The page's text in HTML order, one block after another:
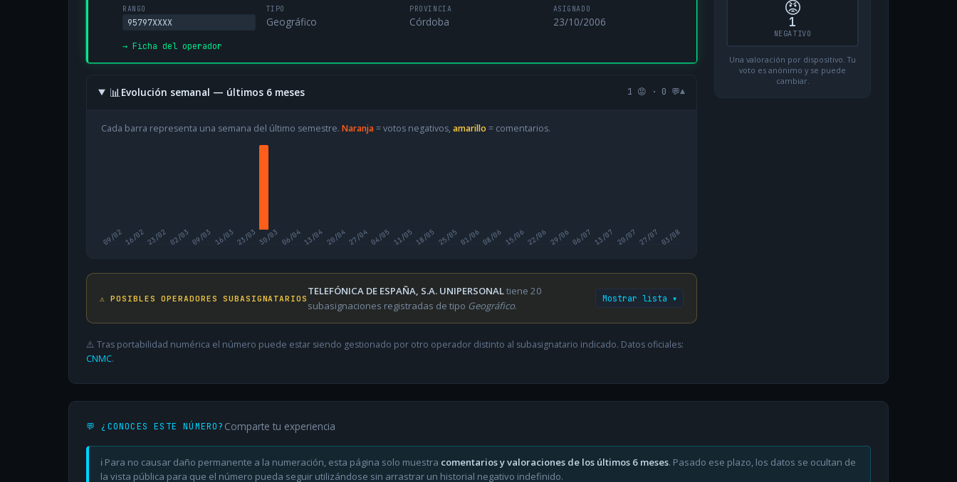
RANGO
95797XXXX
TIPO
Geográfico
PROVINCIA
Córdoba
ASIGNADO
23/10/2006
→ Ficha del operador
📊Evolución semanal — últimos 6 meses 1 😡 · 0 💬▾
Cada barra representa una semana del último semestre. Naranja= votos negativos, amarillo = comentarios.
09/0216/0223/02 02/03 09/03 16/03 23/03 30/03 06/0413/04 20/0427/0404/05 11/0518/05 25/0501/0608/06 15/0622/06 29/0606/07 13/07 20/07 27/07 03/08
⚠️ POSIBLES OPERADORES SUBASIGNATARIOS
TELEFÓNICA DE ESPAÑA, S.A. UNIPERSONALtiene 20
subasignaciones registradas de tipo Geográfico.
Mostrar lista ▾
⚠️ Tras portabilidad numérica el número puede estar siendo gestionado por otro operador distinto al subasignatario indicado. Datos oficiales:
CNMC.
😡
1
NEGATIVO
Una valoración por dispositivo. Tu
voto es anónimo y se puede
cambiar.
💬 ¿CONOCES ESTE NÚMERO? Comparte tu experiencia
ℹ️ Para no causar daño permanente a la numeración, esta página solo muestra comentarios y valoraciones de los últimos 6 meses. Pasado ese plazo, los datos se ocultan de
la vista pública para que el número pueda seguir utilizándose sin arrastrar un historial negativo indefinido.